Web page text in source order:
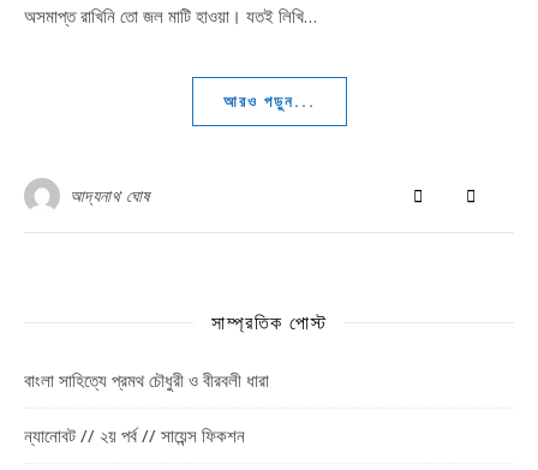
অসমাপ্ত রাখিনি তো জল মাটি হাওয়া। যতই লিখি…
আরও পড়ুন...
আদ্যনাথ ঘোষ
সাম্প্রতিক পোস্ট
বাংলা সাহিত্যে প্রমথ চৌধুরী ও বীরবলী ধারা
ন্যানোবট // ২য় পর্ব // সায়েন্স ফিকশন